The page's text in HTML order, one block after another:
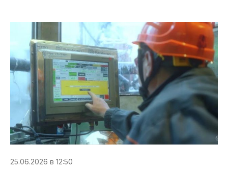
25.06.2026 в 12:50